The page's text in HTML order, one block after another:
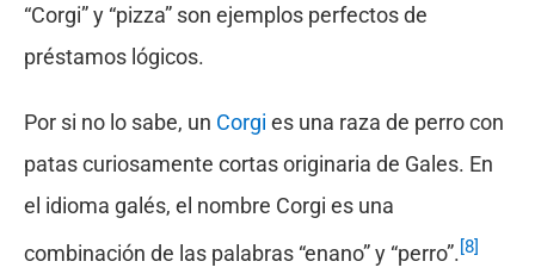
“Corgi” y “pizza” son ejemplos perfectos de
préstamos lógicos.
Por si no lo sabe, un Corgi es una raza de perro con
patas curiosamente cortas originaria de Gales. En
el idioma galés, el nombre Corgi es una
combinación de las palabras “enano” y “perro”.[8]